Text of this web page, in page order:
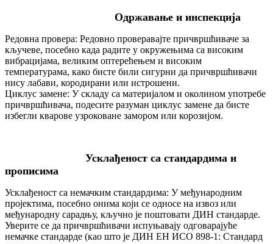
Одржавање и инспекција
Редовна провера: Редовно проверавајте причвршћиваче за
кључеве, посебно када радите у окружењима са високим
вибрацијама, великим оптерећењем и високим
температурама, како бисте били сигурни да причвршћивачи
нису лабави, кородирани или истрошени.
Циклус замене: У складу са материјалом и околином употребе
причвршћивача, подесите разуман циклус замене да бисте
избегли кварове узроковане замором или корозијом.
Усклађеност са стандардима и
прописима
Усклађеност са немачким стандардима: У међународним
пројектима, посебно онима који се односе на извоз или
међународну сарадњу, кључно је поштовати ДИН стандарде.
Уверите се да причвршћивачи испуњавају одговарајуће
немачке стандарде (као што је ДИН ЕН ИСО 898-1: Стандард